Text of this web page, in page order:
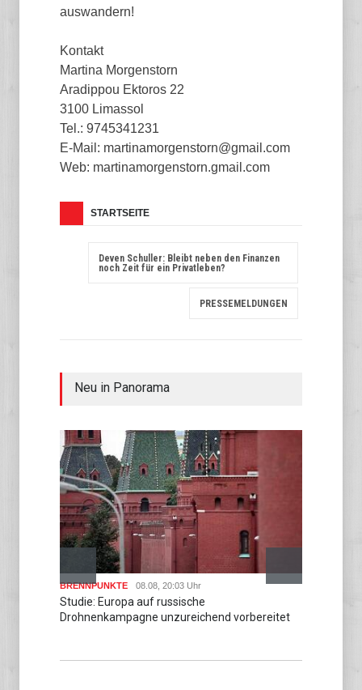
auswandern!
Kontakt
Martina Morgenstorn
Aradippou Ektoros 22
3100 Limassol
Tel.: 9745341231
E-Mail: martinamorgenstorn@gmail.com
Web: martinamorgenstorn.gmail.com
STARTSEITE
Deven Schuller: Bleibt neben den Finanzen
noch Zeit für ein Privatleben?
PRESSEMELDUNGEN
Neu in Panorama
BRENNPUNKTE 08.08, 20:03 Uhr
Studie: Europa auf russische
Drohnenkampagne unzureichend vorbereitet